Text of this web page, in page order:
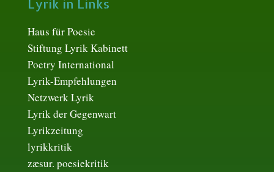
Lyrik in Links
Haus für Poesie
Stiftung Lyrik Kabinett
Poetry International
Lyrik-Empfehlungen
Netzwerk Lyrik
Lyrik der Gegenwart
Lyrikzeitung
lyrikkritik
zæsur. poesiekritik